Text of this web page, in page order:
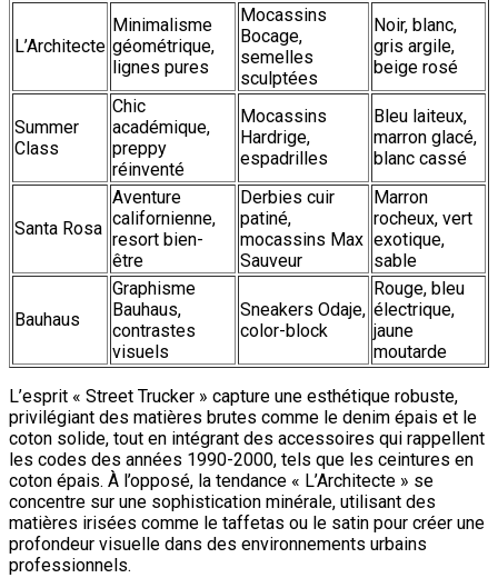
L’Architecte
Minimalisme
géométrique,
lignes pures
Mocassins
Bocage,
semelles
sculptées
Noir, blanc,
gris argile,
beige rosé
Summer
Class
Chic
académique,
preppy
réinventé
Mocassins
Hardrige,
espadrilles
Bleu laiteux,
marron glacé,
blanc cassé
Santa Rosa
Aventure
californienne,
resort bien-
être
Derbies cuir
patiné,
mocassins Max
Sauveur
Marron
rocheux, vert
exotique,
sable
Bauhaus
Graphisme
Bauhaus,
contrastes
visuels
Sneakers Odaje,
color-block
Rouge, bleu
électrique,
jaune
moutarde
L’esprit « Street Trucker » capture une esthétique robuste,
privilégiant des matières brutes comme le denim épais et le
coton solide, tout en intégrant des accessoires qui rappellent
les codes des années 1990-2000, tels que les ceintures en
coton épais. À l’opposé, la tendance « L’Architecte » se
concentre sur une sophistication minérale, utilisant des
matières irisées comme le taffetas ou le satin pour créer une
profondeur visuelle dans des environnements urbains
professionnels.